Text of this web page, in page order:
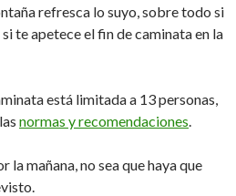
refresca lo suyo, sobre todo si
te apetece el fin de caminata en la
está limitada a 13 personas,
normas y recomendaciones.
la mañana, no sea que haya que